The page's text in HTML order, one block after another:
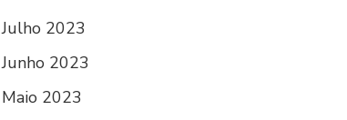
Julho 2023
Junho 2023
Maio 2023